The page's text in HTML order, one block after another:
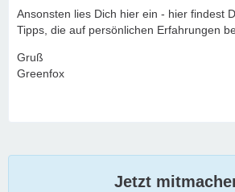
Ansonsten lies Dich hier ein - hier findest
Tipps, die auf persönlichen Erfahrungen
Gruß
Greenfox
Jetzt